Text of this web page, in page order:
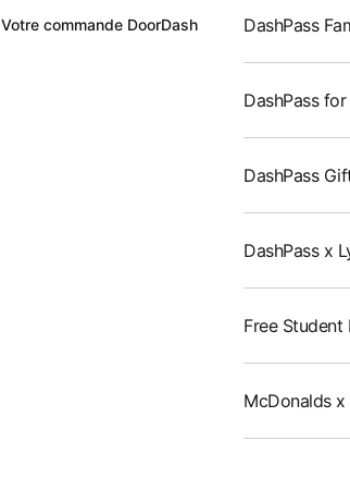
Votre commande DoorDash
DashPass
DashPass
DashPass
DashPass x
Free Student
McDonalds x